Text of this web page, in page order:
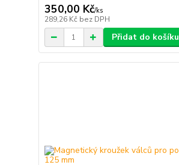
350,00 Kč/ks
289,26 Kč bez DPH
Přidat do košíku